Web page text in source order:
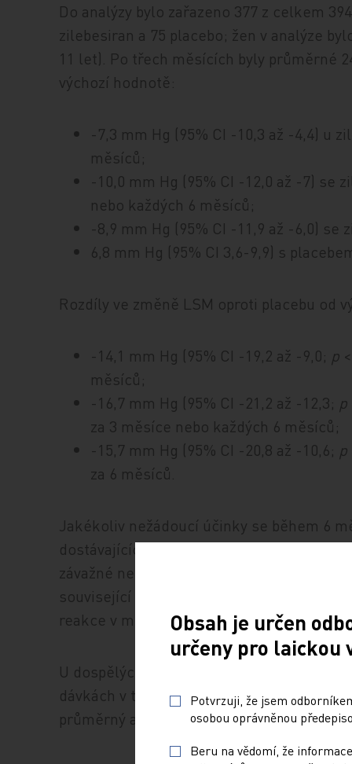
Do analýzy bylo zařazeno 377 z celkem
zilebesiran a 75 placebo; žen v analýze
11 let). Po třech měsících byly průměrné
výchozí hodnotě:
-7,3 mm Hg (95% CI -10,3 až -4,4) u
měsíců;
-10,0 mm Hg (95% CI -12,0 až -7) se
nebo každých 6 měsíců;
-8,9 mm Hg (95% CI -11,9 až -6,0)
6,8 mm Hg (95% CI 3,6-9,9) s
Rozdíly ve změně LSM oproti placebu od
-14,1 mm Hg (95% CI -19,2 až -9,0; p
měsíců;
-16,7 mm Hg (95% CI -21,2 až -12,3; p
za 3 měsíce nebo každých 6 měsíců;
-15,7 mm Hg (95% CI -20,8 až -10,6; p
za 6 měsíců.
Jakékoliv nežádoucí účinky se během 6
dostávajících zilebesiran oproti 50,7 %
závažné nežádoucí příhody oproti 6,7 %
související s léčbou se vyskytly u 16,9 %
reakce v místě vpichu a mírná
U dospělých s mírnou až středně těžkou
dávkách v tříměsíčních nebo
průměrný ambulantní SBP ve 3. měsíci.
Obsah je určen
určeny pro laickou
Potvrzuji, že jsem
osobou oprávněnou
Beru na vědomí, že